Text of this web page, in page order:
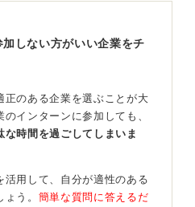
しない方がいい企業をチ
正のある企業を選ぶことが大
インターンに参加しても、
時間を過ごしてしまいま
活用して、自分が適性のある
う。 簡単な質問に答えるだ